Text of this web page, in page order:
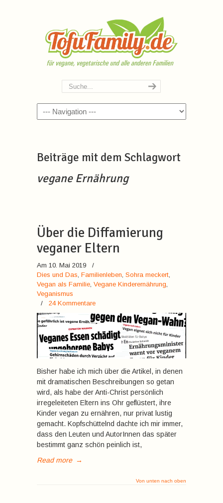
Navigation
Beiträge mit dem Schlagwort
vegane Ernährung
Über die Diffamierung
veganer Eltern
Am 10. Mai 2019
/
Dies und Das, Familienleben, Sohra meckert,
Vegan als Familie, Vegane Kinderernährung,
Veganismus
/ 24 Kommentare
Bisher habe ich mich über die Artikel, in denen
mit dramatischen Beschreibungen so getan
wird, als habe der Anti-Christ persönlich
irregeleiteten Eltern ins Ohr geflüstert, ihre
Kinder vegan zu ernähren, nur privat lustig
gemacht. Kopfschüttelnd dachte ich mir immer,
dass den Leuten und AutorInnen das später
bestimmt ganz schön peinlich ist,
Read more →
Von unten nach oben